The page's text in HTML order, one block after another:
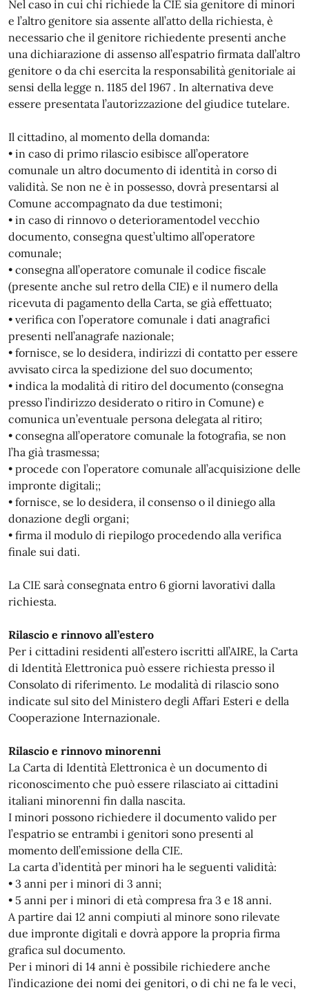
Nel caso in cui chi richiede la CIE sia genitore di minori
e l’altro genitore sia assente all’atto della richiesta, è
necessario che il genitore richiedente presenti anche
una dichiarazione di assenso all’espatrio firmata dall’altro
genitore o da chi esercita la responsabilità genitoriale ai
sensi della legge n. 1185 del 1967 . In alternativa deve
essere presentata l’autorizzazione del giudice tutelare.
Il cittadino, al momento della domanda:
• in caso di primo rilascio esibisce all’operatore
comunale un altro documento di identità in corso di
validità. Se non ne è in possesso, dovrà presentarsi al
Comune accompagnato da due testimoni;
• in caso di rinnovo o deterioramentodel vecchio
documento, consegna quest’ultimo all’operatore
comunale;
• consegna all’operatore comunale il codice fiscale
(presente anche sul retro della CIE) e il numero della
ricevuta di pagamento della Carta, se già effettuato;
• verifica con l’operatore comunale i dati anagrafici
presenti nell’anagrafe nazionale;
• fornisce, se lo desidera, indirizzi di contatto per essere
avvisato circa la spedizione del suo documento;
• indica la modalità di ritiro del documento (consegna
presso l’indirizzo desiderato o ritiro in Comune) e
comunica un’eventuale persona delegata al ritiro;
• consegna all’operatore comunale la fotografia, se non
l’ha già trasmessa;
• procede con l’operatore comunale all’acquisizione delle
impronte digitali;;
• fornisce, se lo desidera, il consenso o il diniego alla
donazione degli organi;
• firma il modulo di riepilogo procedendo alla verifica
finale sui dati.
La CIE sarà consegnata entro 6 giorni lavorativi dalla
richiesta.
Rilascio e rinnovo all’estero
Per i cittadini residenti all’estero iscritti all’AIRE, la Carta
di Identità Elettronica può essere richiesta presso il
Consolato di riferimento. Le modalità di rilascio sono
indicate sul sito del Ministero degli Affari Esteri e della
Cooperazione Internazionale.
Rilascio e rinnovo minorenni
La Carta di Identità Elettronica è un documento di
riconoscimento che può essere rilasciato ai cittadini
italiani minorenni fin dalla nascita.
I minori possono richiedere il documento valido per
l’espatrio se entrambi i genitori sono presenti al
momento dell’emissione della CIE.
La carta d’identità per minori ha le seguenti validità:
• 3 anni per i minori di 3 anni;
• 5 anni per i minori di età compresa fra 3 e 18 anni.
A partire dai 12 anni compiuti al minore sono rilevate
due impronte digitali e dovrà appore la propria firma
grafica sul documento.
Per i minori di 14 anni è possibile richiedere anche
l’indicazione dei nomi dei genitori, o di chi ne fa le veci,